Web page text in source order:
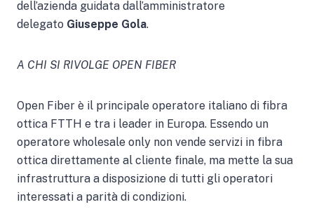
dell’azienda guidata dall’amministratore
delegato Giuseppe Gola.
A CHI SI RIVOLGE OPEN FIBER
Open Fiber è il principale operatore italiano di fibra
ottica FTTH e tra i leader in Europa. Essendo un
operatore wholesale only non vende servizi in fibra
ottica direttamente al cliente finale, ma mette la sua
infrastruttura a disposizione di tutti gli operatori
interessati a parità di condizioni.